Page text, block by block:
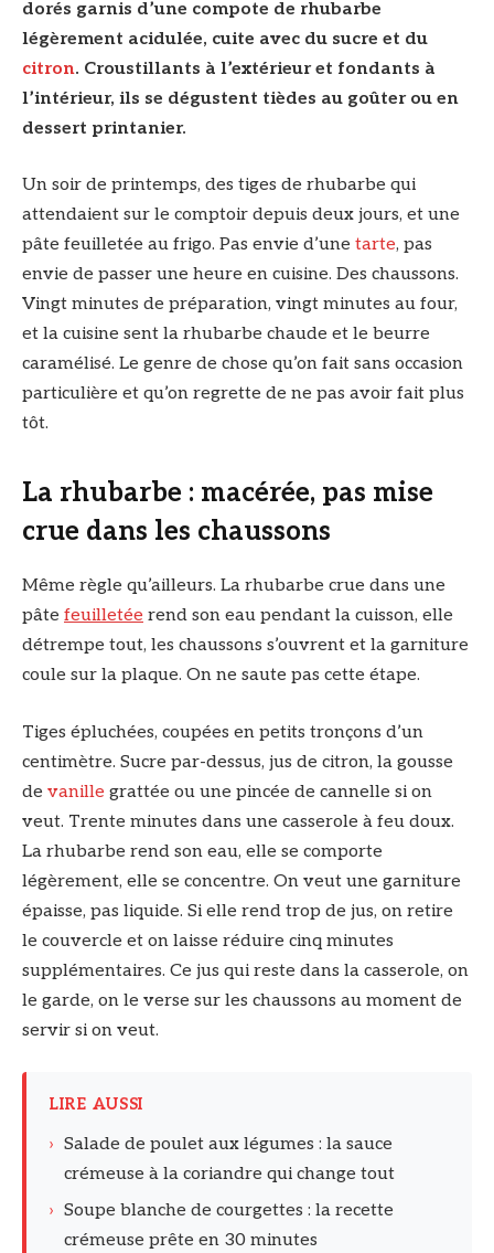
dorés garnis d’une compote de rhubarbe
légèrement acidulée, cuite avec du sucre et du
citron. Croustillants à l’extérieur et fondants à
l’intérieur, ils se dégustent tièdes au goûter ou en
dessert printanier.
Un soir de printemps, des tiges de rhubarbe qui
attendaient sur le comptoir depuis deux jours, et une
pâte feuilletée au frigo. Pas envie d’une tarte, pas
envie de passer une heure en cuisine. Des chaussons.
Vingt minutes de préparation, vingt minutes au four,
et la cuisine sent la rhubarbe chaude et le beurre
caramélisé. Le genre de chose qu’on fait sans occasion
particulière et qu’on regrette de ne pas avoir fait plus
tôt.
La rhubarbe : macérée, pas mise
crue dans les chaussons
Même règle qu’ailleurs. La rhubarbe crue dans une
pâte feuilletée rend son eau pendant la cuisson, elle
détrempe tout, les chaussons s’ouvrent et la garniture
coule sur la plaque. On ne saute pas cette étape.
Tiges épluchées, coupées en petits tronçons d’un
centimètre. Sucre par-dessus, jus de citron, la gousse
de vanille grattée ou une pincée de cannelle si on
veut. Trente minutes dans une casserole à feu doux.
La rhubarbe rend son eau, elle se comporte
légèrement, elle se concentre. On veut une garniture
épaisse, pas liquide. Si elle rend trop de jus, on retire
le couvercle et on laisse réduire cinq minutes
supplémentaires. Ce jus qui reste dans la casserole, on
le garde, on le verse sur les chaussons au moment de
servir si on veut.
LIRE AUSSI
› Salade de poulet aux légumes : la sauce
crémeuse à la coriandre qui change tout
› Soupe blanche de courgettes : la recette
crémeuse prête en 30 minutes